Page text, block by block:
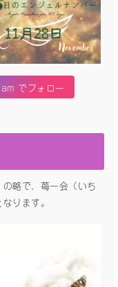
でフォロー
の略で、苺一会（いち
ります。